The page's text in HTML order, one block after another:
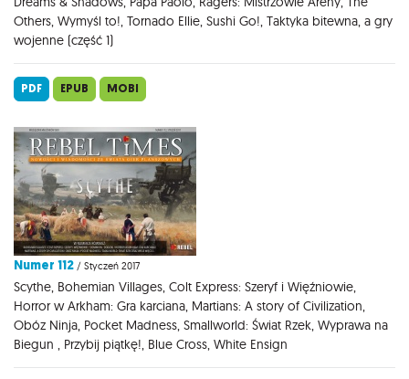
Others, Wymyśl to!, Tornado Ellie, Sushi Go!, Taktyka bitewna, a gry
wojenne (część 1)
PDF EPUB MOBI
Numer 112 / Styczeń 2017
Scythe, Bohemian Villages, Colt Express: Szeryf i Więźniowie,
Horror w Arkham: Gra karciana, Martians: A story of Civilization,
Obóz Ninja, Pocket Madness, Smallworld: Świat Rzek, Wyprawa na
Biegun , Przybij piątkę!, Blue Cross, White Ensign